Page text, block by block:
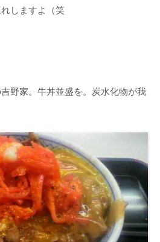
しますよ（笑
野家。牛丼並盛を。炭水化物が我